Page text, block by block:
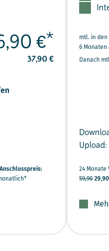
€*
37,90 €
mtl. in den
6 Monaten
Danach
24
59,90